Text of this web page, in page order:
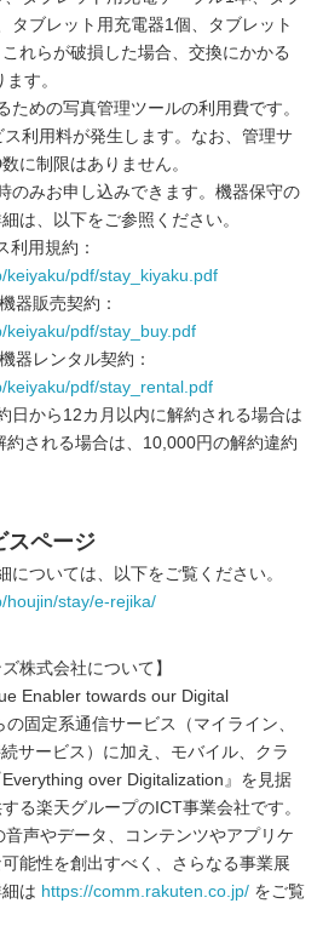
タブレット用充電器1個、タブレット
れらが破損した場合、交換にかかる
す。
めの写真管理ツールの利用費です。
利用料が発生します。なお、管理サ
に制限はありません。
のみお申し込みできます。機器保守の
は、以下をご参照ください。
利用規約：
keiyaku/pdf/stay_kiyaku.pdf
器販売契約：
keiyaku/pdf/stay_buy.pdf
器レンタル契約：
keiyaku/pdf/stay_rental.pdf
から12カ月以内に解約される場合は
される場合は、10,000円の解約違約
スページ
については、以下をご覧ください。
houjin/stay/e-rejika/
株式会社について】
Enabler towards our Digital
固定系通信サービス（マイライン、
サービス）に加え、モバイル、クラ
over Digitalization』を見据
る楽天グループのICT事業会社です。
音声やデータ、コンテンツやアプリケ
能性を創出すべく、さらなる事業展
は https://comm.rakuten.co.jp/ をご覧